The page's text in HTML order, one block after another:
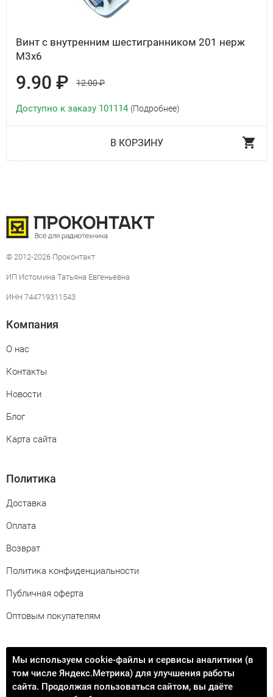
Винт с внутренним шестигранником 201 нерж
М3х6
9.90 ₽ 12.00 ₽
Доступно к заказу 101114 (Подробнее)
В КОРЗИНУ
Мы используем cookie-файлы и сервисы аналитики (в
том числе Яндекс.Метрика) для улучшения работы
сайта. Продолжая пользоваться сайтом, вы даёте
© 2012-2026 Проконтакт
ИП Истомина Татьяна Евгеньевна
ИНН 744719311543
Компания
О нас
Контакты
Новости
Блог
Карта сайта
Политика
Доставка
Оплата
Возврат
Политика конфиденциальности
Публичная оферта
Оптовым покупателям
Свяжитесь с нами
info@procontact74.ru